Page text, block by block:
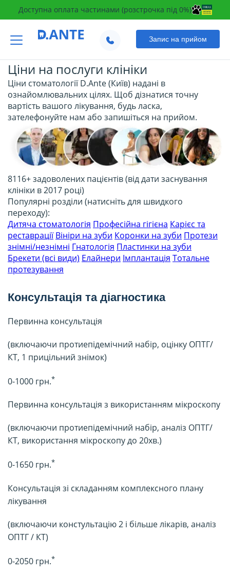
Доступна оплата частинами (розстрочка під 0%)
Запис на прийом
чесність
гарантія на роботу
Ціни на послуги клініки
Ціни стоматології D.Ante (Київ) надані в
ознайомлювальних цілях. Щоб дізнатися точну
вартість вашого лікування, будь ласка,
зателефонуйте нам або запишіться на прийом.
8116+ задоволених пацієнтів(від дати заснування
клініки в 2017 році)
Популярні розділи (натисніть для швидкого
переходу):
Дитяча стоматологія Професійна гігієна Карієс та
реставрації Вініри на зуби Коронки на зуби Протези
знімні/незнімні Гнатологія Пластинки на зуби
Брекети (всі види) Елайнери Імплантація Тотальне
протезування
Консультація та діагностика
Первинна консультація
(включаючи протиепідемічний набір, оцінку ОПТГ/
КТ, 1 прицільний знімок)
0-1000 грн.*
Первинна консультація з використанням мікроскопу
(включаючи протиепідемічний набір, аналіз ОПТГ/
КТ, використання мікроскопу до 20хв.)
0-1650 грн.*
Консультація зі складанням комплексного плану
лікування
(включаючи констультацію 2 і більше лікарів, аналіз
ОПТГ / КТ)
0-2050 грн.*